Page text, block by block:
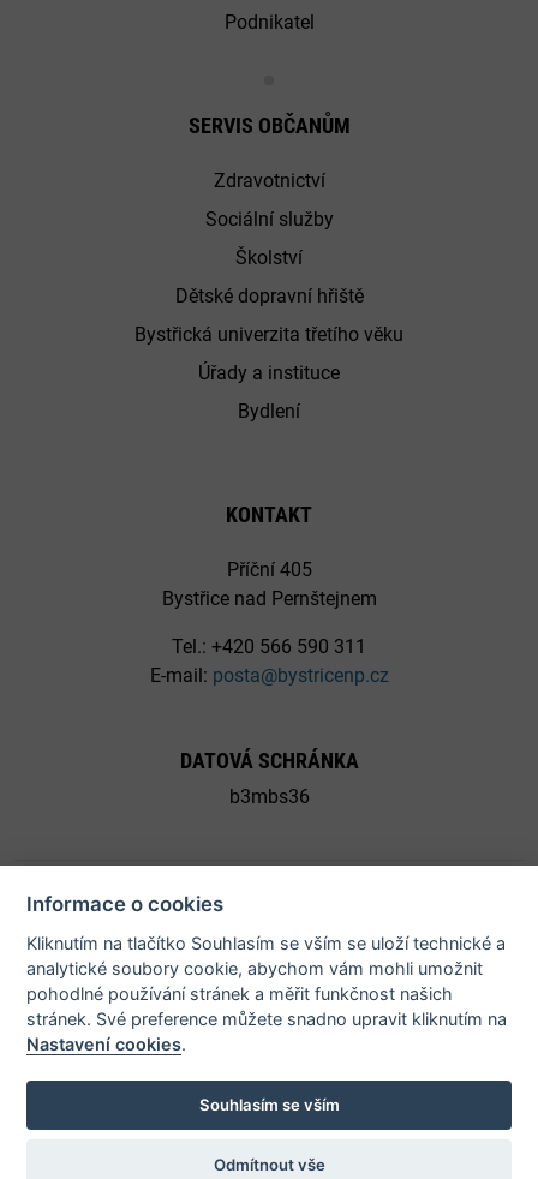
Informace o cookies
Kliknutím na tlačítko Souhlasím se vším se uloží technické a
analytické soubory cookie, abychom vám mohli umožnit
pohodlné používání stránek a měřit funkčnost našich
stránek. Své preference můžete snadno upravit kliknutím na
Nastavení cookies.
Souhlasím se vším
Odmítnout vše
Podnikatel
SERVIS OBČANŮM
Zdravotnictví
Sociální služby
Školství
Dětské dopravní hřiště
Bystřická univerzita třetího věku
Úřady a instituce
Bydlení
KONTAKT
Příční 405
Bystřice nad Pernštejnem
Tel.: +420 566 590 311
E-mail: posta@bystricenp.cz
DATOVÁ SCHRÁNKA
b3mbs36
© 2026 Město Bystřice nad Pernštejnem - všechna práva
vyhrazena |Prohlášení o přístupnosti